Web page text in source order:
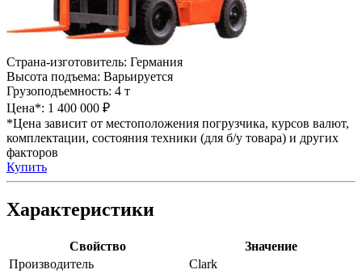
Страна-изготовитель: Германия
Высота подъема: Варьируется
Грузоподъемность: 4 т
Цена*: 1 400 000 ₽
*Цена зависит от местоположения погрузчика, курсов валют,
комплектации, состояния техники (для б/у товара) и других
факторов
Купить
Характеристики
Свойство
Значение
Производитель
Clark